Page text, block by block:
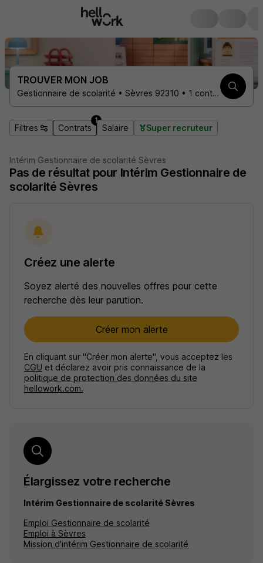
TROUVER MON JOB
Gestionnaire de scolarité • Sèvres 92310 • 1 contrat
Filtres Contrats
1
Salaire Super recruteur
Intérim Gestionnaire de scolarité Sèvres
Pas de résultat pour Intérim Gestionnaire de
scolarité Sèvres
Créez une alerte
Soyez alerté des nouvelles offres pour cette
recherche dès leur parution.
Créer mon alerte
En cliquant sur "Créer mon alerte", vous acceptez les
CGU et déclarez avoir pris connaissance de la
politique de protection des données du site
hellowork.com.
Élargissez votre recherche
Intérim Gestionnaire de scolarité Sèvres
Emploi Gestionnaire de scolarité
Emploi à Sèvres
Mission d'intérim Gestionnaire de scolarité